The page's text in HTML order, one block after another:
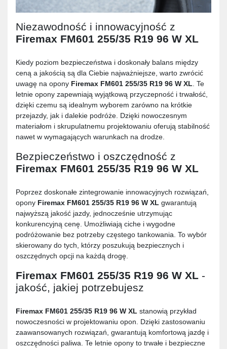
Niezawodność i innowacyjność z
Firemax FM601 255/35 R19 96 W XL
Kiedy poziom bezpieczeństwa i doskonały balans między
ceną a jakością są dla Ciebie najważniejsze, warto zwrócić
uwagę na opony Firemax FM601 255/35 R19 96 W XL . Te
letnie opony zapewniają wyjątkową przyczepność i trwałość,
dzięki czemu są idealnym wyborem zarówno na krótkie
przejazdy, jak i dalekie podróże. Dzięki nowoczesnym
materiałom i skrupulatnemu projektowaniu oferują stabilność
nawet w wymagających warunkach na drodze.
Bezpieczeństwo i oszczędność z
Firemax FM601 255/35 R19 96 W XL
Poprzez doskonałe zintegrowanie innowacyjnych rozwiązań,
opony Firemax FM601 255/35 R19 96 W XL gwarantują
najwyższą jakość jazdy, jednocześnie utrzymując
konkurencyjną cenę. Umożliwiają ciche i wygodne
podróżowanie bez potrzeby częstego tankowania. To wybór
skierowany do tych, którzy poszukują bezpiecznych i
oszczędnych opcji na każdą drogę.
Firemax FM601 255/35 R19 96 W XL -
jakość, jakiej potrzebujesz
Firemax FM601 255/35 R19 96 W XL stanowią przykład
nowoczesności w projektowaniu opon. Dzięki zastosowaniu
zaawansowanych rozwiązań, gwarantują komfortową jazdę i
oszczędności paliwa. Te letnie opony to trwałe i bezpieczne